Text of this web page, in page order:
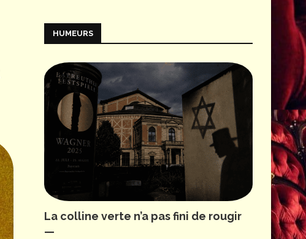
HUMEURS
La colline verte n’a pas fini de rougir
—